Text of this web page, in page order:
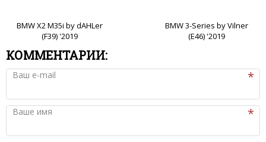
BMW X2 M35i by dAHLer
(F39) '2019
BMW 3-Series by Vilner
(E46) '2019
КОММЕНТАРИИ:
Ваш e-mail
Ваше имя